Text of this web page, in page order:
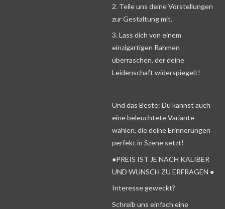
2. Teile uns deine Vorstellungen
zur Gestaltung mit.
3. Lass dich von einem
einzigartigen Rahmen
überraschen, der deine
Leidenschaft widerspiegelt!
Und das Beste: Du kannst auch
eine beleuchtete Variante
wählen, die deine Erinnerungen
perfekt in Szene setzt!
●PREIS IST JE NACH KALIBER
UND WUNSCH ZU ERFRAGEN ●
Interesse geweckt?
Schreib uns einfach eine